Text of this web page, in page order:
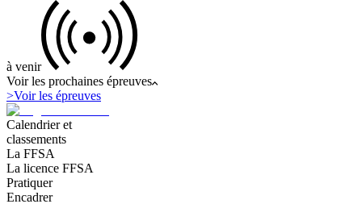
à venir
Voir les prochaines épreuves
>Voir les épreuves
Calendrier et
classements
La FFSA
La licence FFSA
Pratiquer
Encadrer